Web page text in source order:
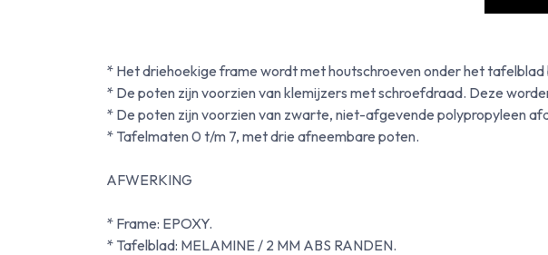
* Het driehoekige frame wordt met houtschroeven onder het tafelblad
* De poten zijn voorzien van klemijzers met schroefdraad. Deze
* De poten zijn voorzien van zwarte, niet-afgevende polypropyleen
* Tafelmaten 0 t/m 7, met drie afneembare poten.
AFWERKING
* Frame: EPOXY.
* Tafelblad: MELAMINE / 2 MM ABS RANDEN.